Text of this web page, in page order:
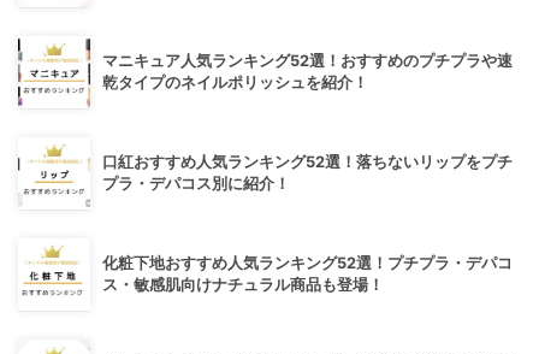
マニキュア人気ランキング52選！おすすめのプチプラや速
乾タイプのネイルポリッシュを紹介！
口紅おすすめ人気ランキング52選！落ちないリップをプチ
プラ・デパコス別に紹介！
化粧下地おすすめ人気ランキング52選！プチプラ・デパコ
ス・敏感肌向けナチュラル商品も登場！